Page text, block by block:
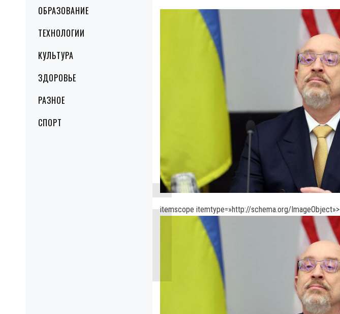
ОБРАЗОВАНИЕ
ТЕХНОЛОГИИ
КУЛЬТУРА
ЗДОРОВЬЕ
РАЗНОЕ
СПОРТ
itemscope itemtype=»http://schema.org/ImageObject»>